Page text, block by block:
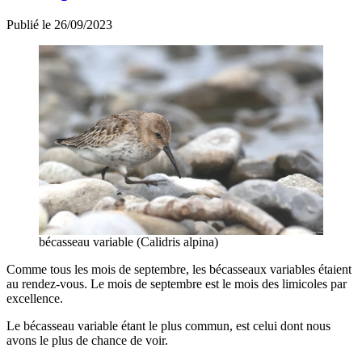
Publié le 26/09/2023
bécasseau variable (Calidris alpina)
Comme tous les mois de septembre, les bécasseaux variables étaient
au rendez-vous. Le mois de septembre est le mois des limicoles par
excellence.
Le bécasseau variable étant le plus commun, est celui dont nous
avons le plus de chance de voir.